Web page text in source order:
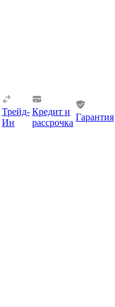
Трейд-
Ин
Кредит и
рассрочка
Гарантия